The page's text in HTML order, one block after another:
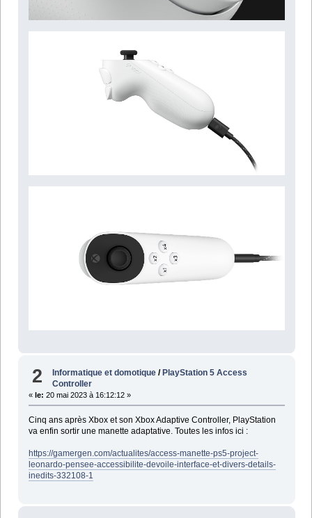
2 Informatique et domotique / PlayStation 5 Access
Controller
« le: 20 mai 2023 à 16:12:12 »
Cinq ans après Xbox et son Xbox Adaptive Controller, PlayStation
va enfin sortir une manette adaptative. Toutes les infos ici :
https://gamergen.com/actualites/access-manette-ps5-project-
leonardo-pensee-accessibilite-devoile-interface-et-divers-details-
inedits-332108-1